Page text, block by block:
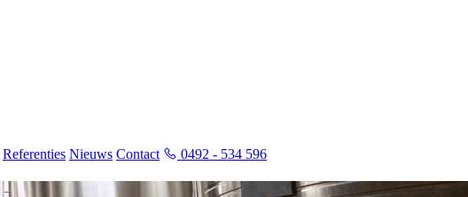
Referenties Nieuws Contact 0492 - 534 596